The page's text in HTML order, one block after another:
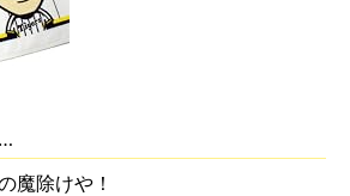
魔除けや！